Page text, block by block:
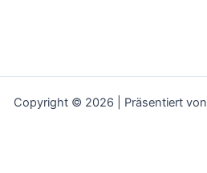
Copyright © 2026 | Präsentiert von